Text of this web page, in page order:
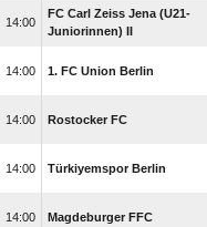

FC Carl Zeiss Jena (U21-
Juniorinnen) II
 1. FC Union Berlin
 Rostocker FC
 Türkiyemspor Berlin
 Magdeburger FFC